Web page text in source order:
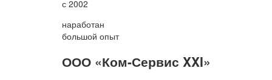
с 2002
наработан
большой опыт
ООО «Ком-Сервис XXI»